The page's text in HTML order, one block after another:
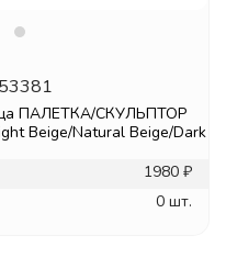
ПАЛЕТКА/СКУЛЬПТОР
Beige/Natural Beige/Dark
1980 ₽
0 шт.